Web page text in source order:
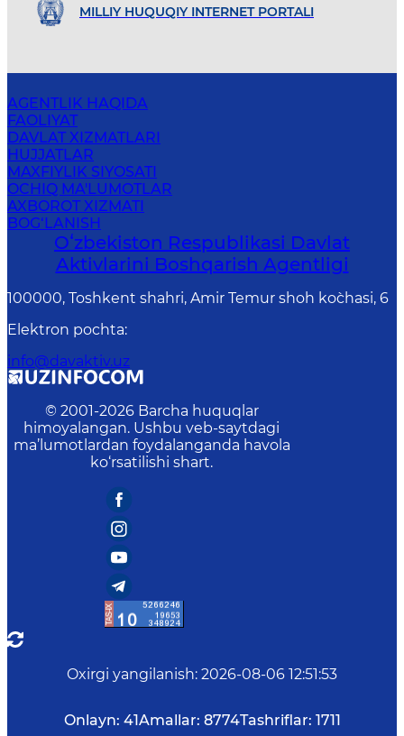
MILLIY HUQUQIY INTERNET PORTALI
AGENTLIK HAQIDA
FAOLIYAT
DAVLAT XIZMATLARI
HUJJATLAR
MAXFIYLIK SIYOSATI
OCHIQ MA'LUMOTLAR
AXBOROT XIZMATI
BOG‘LANISH
Oʻzbekiston Respublikasi Davlat
Aktivlarini Boshqarish Agentligi
100000, Toshkent shahri, Amir Temur shoh ko`chasi, 6
Elektron pochta:
info@davaktiv.uz
© 2001-2026 Barcha huquqlar
himoyalangan. Ushbu veb-saytdagi
ma’lumotlardan foydalanganda havola
ko‘rsatilishi shart.
Oxirgi yangilanish: 2026-08-06 12:51:53
Onlayn: 41Amallar: 8774Tashriflar: 1711